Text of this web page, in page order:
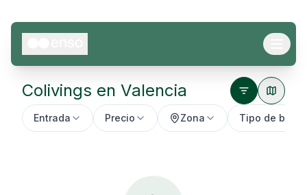
Colivings en Valencia
Entrada Precio Zona Tipo de baño